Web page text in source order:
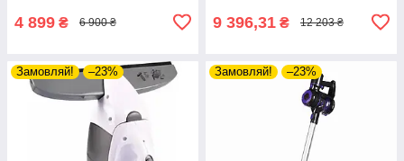
4 899 ₴ 6 900 ₴ 9 396,31 ₴ 12 203 ₴
Замовляй! –23% Замовляй! –23%